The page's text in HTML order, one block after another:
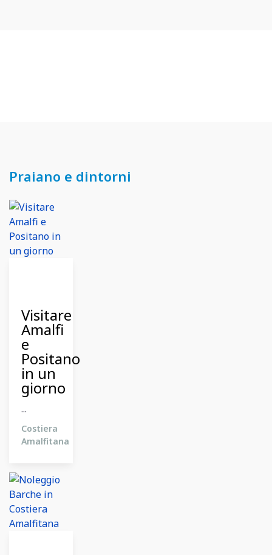
Praiano e dintorni
2024
Visitare
Amalfi
e
Positano
in un
giorno
...
Costiera
Amalfitana